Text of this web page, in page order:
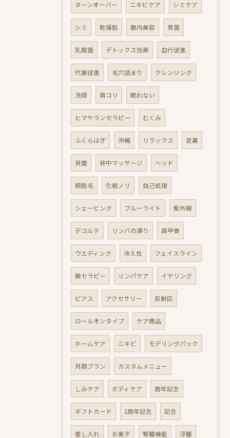
ターンオーバー ニキビケア シミケア
シミ 乾燥肌 腸内美容 育菌
乳酸菌 デトックス効果 血行促進
代謝促進 毛穴詰まり クレンジング
洗顔 肩コリ 眠れない
ヒマヤランセラピー むくみ
ふくらはぎ 沖縄 リラックス 足裏
背面 背中マッサージ ヘッド
顔脱毛 化粧ノリ 自己処理
シェービング ブルーライト 紫外線
デコルテ リンパの滞り 肩甲骨
ウエディング 冷え性 フェイスライン
腸セラピー リンパケア イヤリング
ピアス アクセサリー 反射区
ロールオンタイプ ケア商品
ホームケア ニキビ モデリングパック
月額プラン カスタムメニュー
しみケア ボディケア 周年記念
ギフトカード 1周年記念 記念
差し入れ お菓子 腎臓機能 浮腫